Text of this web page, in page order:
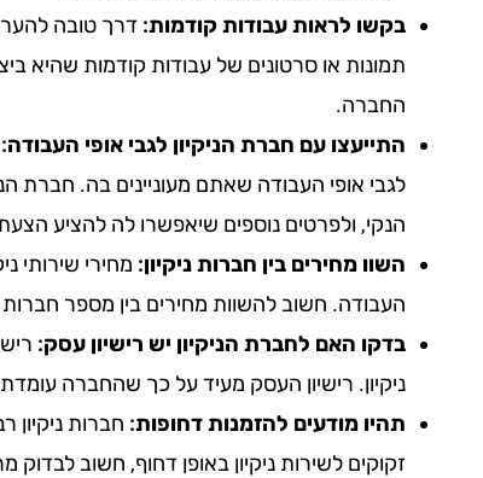
בקשו לראות עבודות קודמות: דרך טובה
תמונות או סרטונים של עבודות קודמות שהיא
החברה.
התייעצו עם חברת הניקיון לגבי אופי העבודה:
לגבי אופי העבודה שאתם מעוניינים בה. חברת
הנקי, ולפרטים נוספים שיאפשרו לה להציע
השוו מחירים בין חברות ניקיון: מחירי שירותי
העבודה. חשוב להשוות מחירים בין מספר
בדקו האם לחברת הניקיון יש רישיון עסק:
ניקיון. רישיון העסק מעיד על כך שהחברה
תהיו מודעים להזמנות דחופות: חברות ניקיון
זקוקים לשירות ניקיון באופן דחוף, חשוב